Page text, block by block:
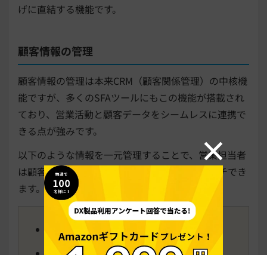
げに直結する機能です。
顧客情報の管理
顧客情報の管理は本来CRM（顧客関係管理）の中核機
能ですが、多くのSFAツールにもこの機能が搭載され
ており、営業活動と顧客データをシームレスに連携で
きる点が強みです。
以下のような情報を一元管理することで、営業担当者
は顧客の状況を素早く把握したうえでアプローチでき
ます。
企業名